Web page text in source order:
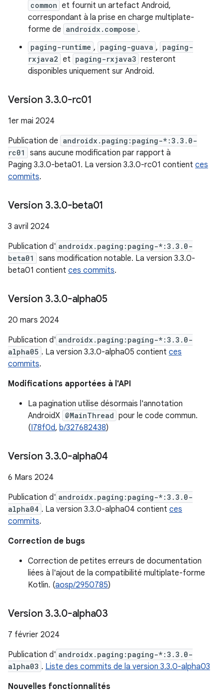
common et fournit un artefact Android,
correspondant à la prise en charge multiplate-
forme de androidx.compose .
paging-runtime , paging-guava , paging-
rxjava2 et paging-rxjava3 resteront
disponibles uniquement sur Android.
Version 3.3.0-rc01
1er mai 2024
Publication de androidx.paging:paging-*:3.3.0-
rc01
sans aucune modification par rapport à
Paging 3.3.0-beta01. La version 3.3.0-rc01 contient ces
commits.
Version 3.3.0-beta01
3 avril 2024
Publication d' androidx.paging:paging-*:3.3.0-
beta01
sans modification notable. La version 3.3.0-
beta01 contient ces commits.
Version 3.3.0-alpha05
20 mars 2024
Publication d' androidx.paging:paging-*:3.3.0-
alpha05 . La version 3.3.0-alpha05 contient ces
commits.
Modifications apportées à l'API
La pagination utilise désormais l'annotation
AndroidX @MainThread pour le code commun.
(I78f0d, b/327682438)
Version 3.3.0-alpha04
6 Mars 2024
Publication d' androidx.paging:paging-*:3.3.0-
alpha04 . La version 3.3.0-alpha04 contient ces
commits.
Correction de bugs
Correction de petites erreurs de documentation
liées à l'ajout de la compatibilité multiplate-forme
Kotlin. (aosp/2950785)
Version 3.3.0-alpha03
7 février 2024
Publication d' androidx.paging:paging-*:3.3.0-
alpha03 . Liste des commits de la version 3.3.0-alpha03
Nouvelles fonctionnalités